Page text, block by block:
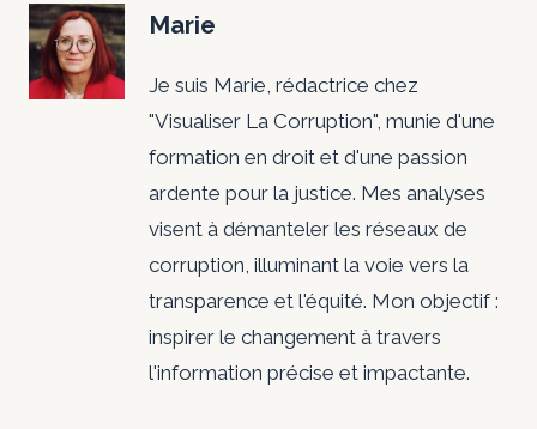
Marie
Je suis Marie, rédactrice chez
"Visualiser La Corruption", munie d'une
formation en droit et d'une passion
ardente pour la justice. Mes analyses
visent à démanteler les réseaux de
corruption, illuminant la voie vers la
transparence et l'équité. Mon objectif :
inspirer le changement à travers
l'information précise et impactante.